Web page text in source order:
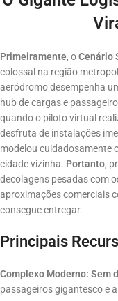
Primeiramente, oCenário
colossal na região
aeródromo desempenha
hub de cargas e
quando o piloto virtual
desfruta de instalações
modelou cuidadosamente
cidade vizinha. Portanto,
decolagens pesadas com
aproximações comerciais
consegue entregar.
Principais
Complexo Moderno: Sem
passageiros gigantesco e